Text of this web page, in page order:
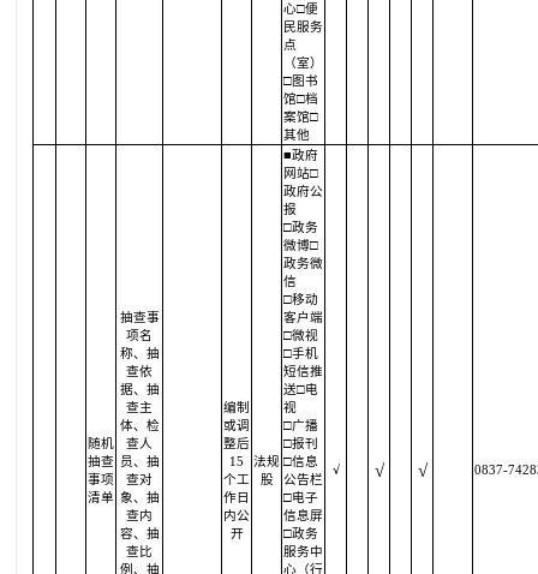
心□便
民服务
点
（室）
□图书
馆□档
案馆□
其他
随机
抽查
事项
清单
抽查事
项名
称、抽
查依
据、抽
查主
体、检
查人
员、抽
查对
象、抽
查内
容、抽
查比
例、抽
编制
或调
整后
15
个工
作日
内公
开
法规
股
■政府
网站□
政府公
报
□政务
微博□
政务微
信
□移动
客户端
□微视
□手机
短信推
送□电
视
□广播
□报刊
□信息
公告栏
□电子
信息屏
□政务
服务中
心（行
√ √ √ 0837-